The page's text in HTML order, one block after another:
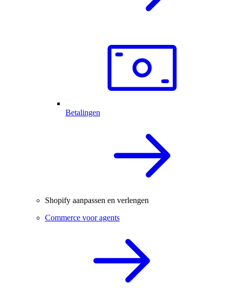
Betalingen
Shopify aanpassen en verlengen
Commerce voor agents